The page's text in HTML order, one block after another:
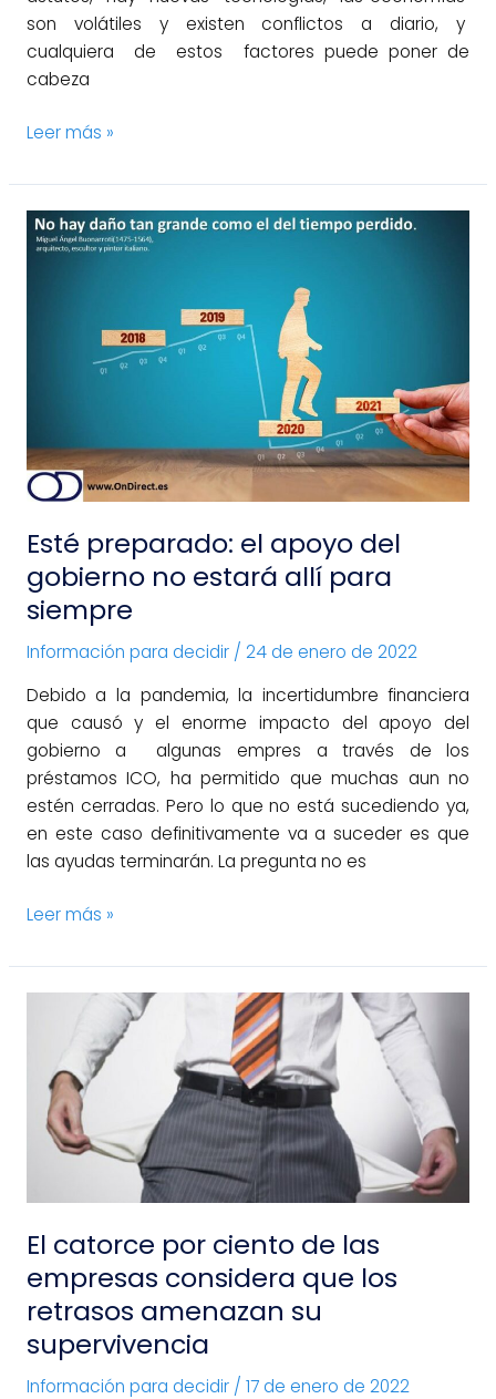
son volátiles y existen conflictos a diario, y
cualquiera de estos factores puede poner de
cabeza
Leer más »
Esté preparado: el apoyo del
gobierno no estará allí para
siempre
Información para decidir/ 24 de enero de 2022
Debido a la pandemia, la incertidumbre financiera
que causó y el enorme impacto del apoyo del
gobierno a algunas empres a través de los
préstamos ICO, ha permitido que muchas aun no
estén cerradas. Pero lo que no está sucediendo ya,
en este caso definitivamente va a suceder es que
las ayudas terminarán. La pregunta no es
Esté
preparado:
gobierno
allí
para
siempre
Leer más »
El catorce por ciento de las
empresas considera que los
retrasos amenazan su
supervivencia
Información para decidir/ 17 de enero de 2022
ciento
de
considera
los
retrasos
amenazan
su
supervivencia